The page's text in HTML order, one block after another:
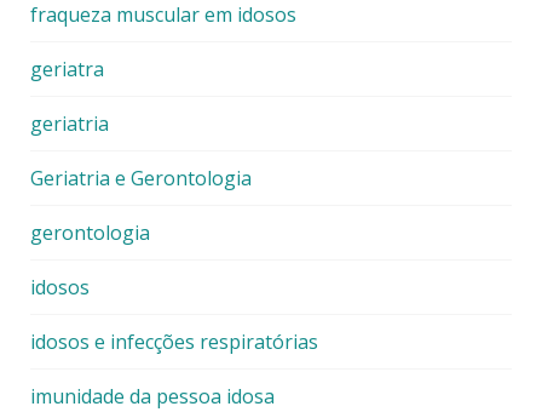
fraqueza muscular em idosos
geriatra
geriatria
Geriatria e Gerontologia
gerontologia
idosos
idosos e infecções respiratórias
imunidade da pessoa idosa